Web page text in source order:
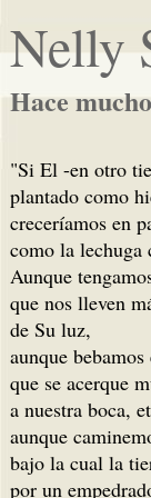
Nelly
Hace
"Si El -en otro
plantado como
creceríamos en
como la lechuga
Aunque
que nos lleven
de Su luz,
aunque
que se acerque
a nuestra boca,
aunque
bajo la cual la
por un